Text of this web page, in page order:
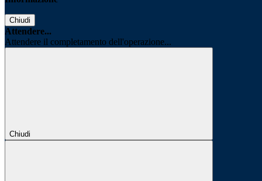
Chiudi
Attendere...
Attendere il completamento dell'operazione...
Chiudi